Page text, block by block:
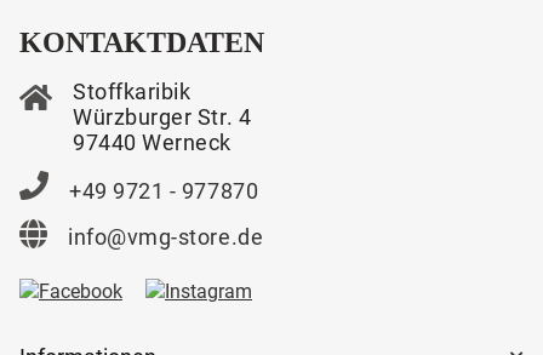
KONTAKTDATEN
Stoffkaribik
Würzburger Str. 4
97440 Werneck
+49 9721 - 977870
info@vmg-store.de